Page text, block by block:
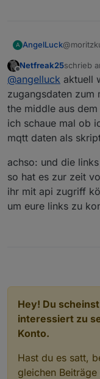
A AngelLuck
wenn ich
Leider
du
die
Vielleicht
genauer
Offline
Netfreak25schrieb
zuletzt
@angelluck aktuell
zugangsdaten zum
the middle aus
ich schaue mal ob
mqtt daten als
achso: und die
so hat es zur zeit
ihr mit api zugriff
um eure links zu
Hey! Du
interessiert zu
Konto.
Hast du es satt,
gleichen